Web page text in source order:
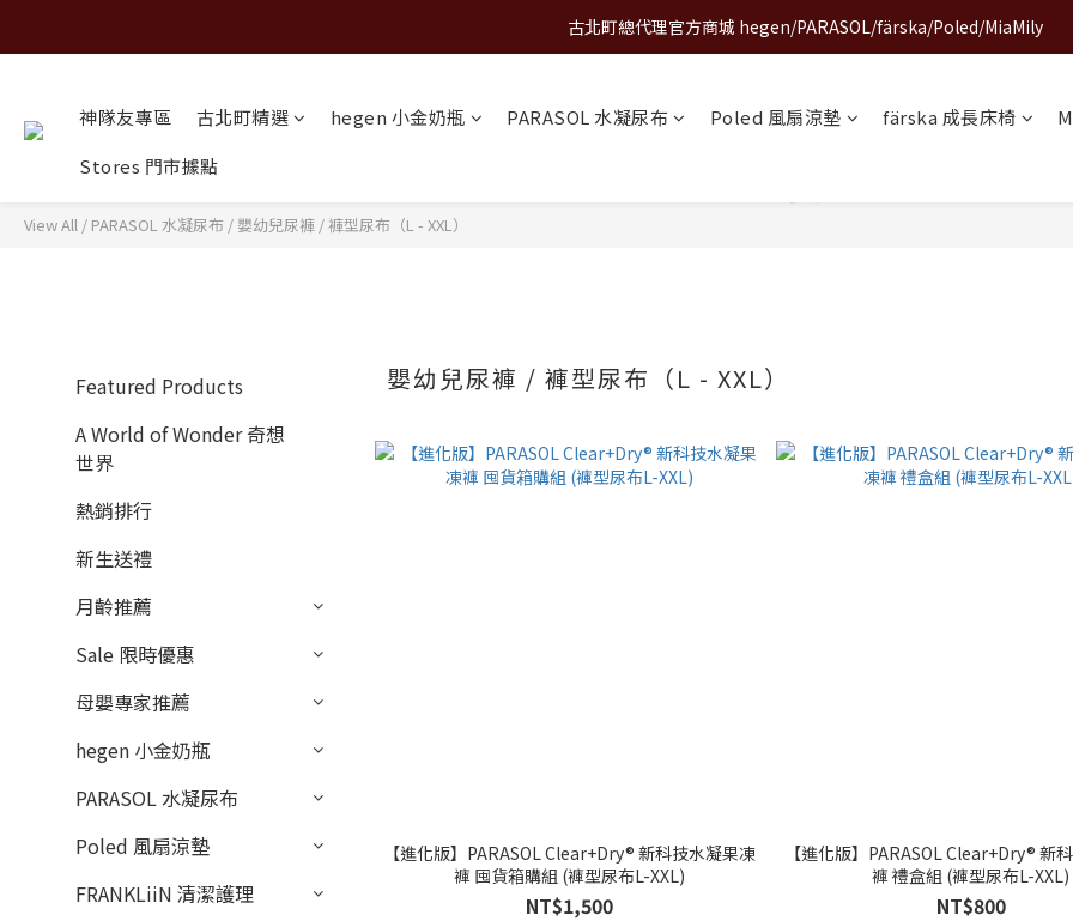
A World of Wonder 奇想世界特展｜套票熱賣中
古北町總代理官方商城 hegen/PARASOL/färska/Poled/MiaMily
神隊友專區 古北町精選 hegen 小金奶瓶 PARASOL 水凝尿布 Poled 風扇涼墊 färska 成長床椅
Stores 門市據點
View All / PARASOL 水凝尿布 / 嬰幼兒尿褲 / 褲型尿布（L - XXL）
Featured Products
A World of Wonder 奇想
世界
熱銷排行
新生送禮
月齡推薦
Sale 限時優惠
母嬰專家推薦
hegen 小金奶瓶
PARASOL 水凝尿布
Poled 風扇涼墊
FRANKLiiN 清潔護理
嬰幼兒尿褲 / 褲型尿布（L - XXL）
【進化版】PARASOL Clear+Dry® 新科技水凝果凍
褲 囤貨箱購組 (褲型尿布L-XXL)
NT$1,500
【進化版】PARASOL Clear+Dry® 新
褲 禮盒組 (褲型尿布L-XXL)
NT$800